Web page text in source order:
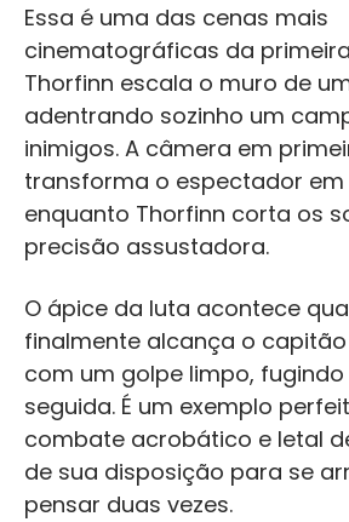
Essa é uma das cenas mais
cinematográficas da
Thorfinn escala o muro de
adentrando sozinho um
inimigos. A câmera em
transforma o espectador
enquanto Thorfinn corta os
precisão assustadora.
O ápice da luta acontece
finalmente alcança o
com um golpe limpo,
seguida. É um exemplo
combate acrobático e letal
de sua disposição para se
pensar duas vezes.